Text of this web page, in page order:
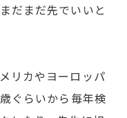
だまだ先でいいと
リカやヨーロッパ
ぐらいから毎年検